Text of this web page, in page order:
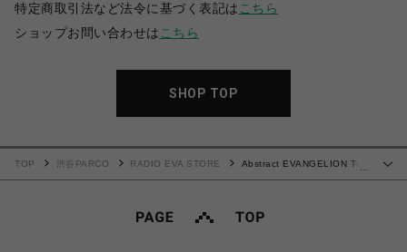
特定商取引法など法令に基づく表記は こちら
ショップお問い合わせは こちら
SHOP TOP
TOP 渋谷PARCO RADIO EVA STORE
Abstract EVANGELION T-